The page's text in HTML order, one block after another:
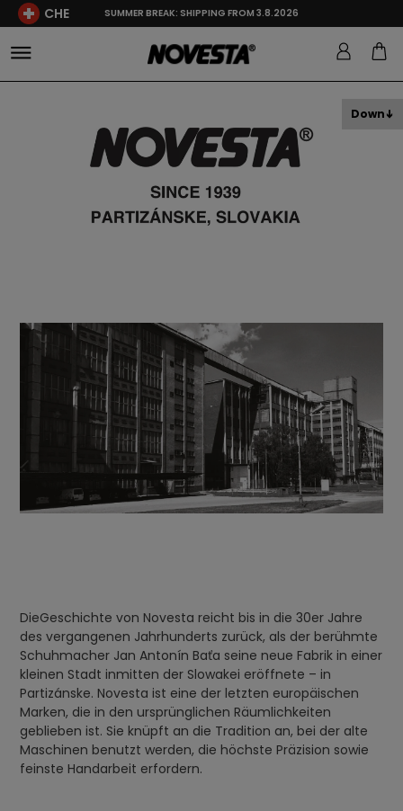
CHE SUMMER BREAK: SHIPPING FROM 3.8.2026
DieGeschichte von Novesta reicht bis in die 30er Jahre
des vergangenen Jahrhunderts zurück, als der berühmte
Schuhmacher Jan Antonín Baťa seine neue Fabrik in einer
kleinen Stadt inmitten der Slowakei eröffnete – in
Partizánske. Novesta ist eine der letzten europäischen
Marken, die in den ursprünglichen Räumlichkeiten
geblieben ist. Sie knüpft an die Tradition an, bei der alte
Maschinen benutzt werden, die höchste Präzision sowie
feinste Handarbeit erfordern.
Down